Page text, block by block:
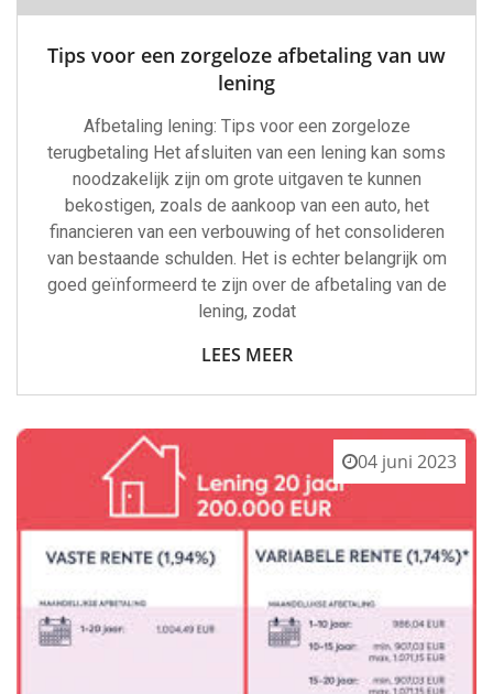
Tips voor een zorgeloze afbetaling van uw
lening
Afbetaling lening: Tips voor een zorgeloze
terugbetaling Het afsluiten van een lening kan soms
noodzakelijk zijn om grote uitgaven te kunnen
bekostigen, zoals de aankoop van een auto, het
financieren van een verbouwing of het consolideren
van bestaande schulden. Het is echter belangrijk om
goed geïnformeerd te zijn over de afbetaling van de
lening, zodat
LEES MEER
04 juni 2023